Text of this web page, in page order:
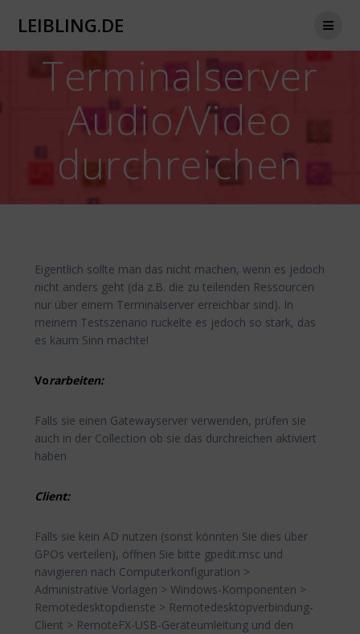
LEIBLING.DE
Terminalserver
Audio/Video
durchreichen
Eigentlich sollte man das nicht machen, wenn es jedoch
nicht anders geht (da z.B. die zu teilenden Ressourcen
nur über einem Terminalserver erreichbar sind). In
meinem Testszenario ruckelte es jedoch so stark, das
es kaum Sinn machte!
Vorarbeiten:
Falls sie einen Gatewayserver verwenden, prüfen sie
auch in der Collection ob sie das durchreichen aktiviert
haben
Client:
Falls sie kein AD nutzen (sonst könnten Sie dies über
GPOs verteilen), öffnen Sie bitte gpedit.msc und
navigieren nach Computerkonfiguration >
Administrative Vorlagen > Windows-Komponenten >
Remotedesktopdienste > Remotedesktopverbindung-
Client > RemoteFX-USB-Geräteumleitung und den